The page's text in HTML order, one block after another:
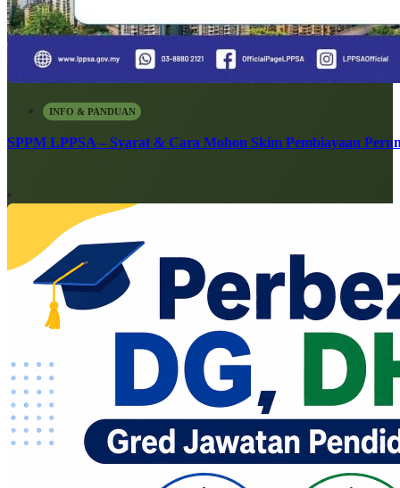
INFO & PANDUAN
SPPM LPPSA – Syarat & Cara Mohon Skim Pembiayaan